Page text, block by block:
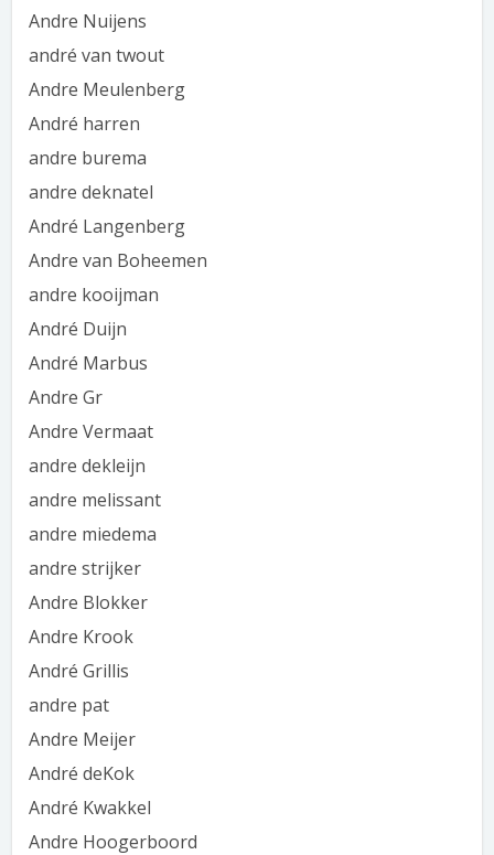
Andre Nuijens
andré van twout
Andre Meulenberg
André harren
andre burema
andre deknatel
André Langenberg
Andre van Boheemen
andre kooijman
André Duijn
André Marbus
Andre Gr
Andre Vermaat
andre dekleijn
andre melissant
andre miedema
andre strijker
Andre Blokker
Andre Krook
André Grillis
andre pat
Andre Meijer
André deKok
André Kwakkel
Andre Hoogerboord